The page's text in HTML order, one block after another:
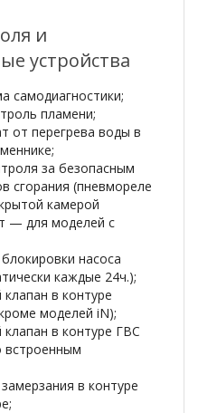
и
устройства
самодиагностики;
пламени;
от перегрева воды в
за безопасным
сгорания (пневмореле
камерой
— для моделей с
насоса
каждые 24ч.);
в контуре
моделей iN);
в контуре ГВС
встроенным
в контуре